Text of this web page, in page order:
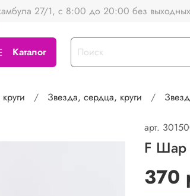
27/1, с 8:00 до 20:00 без
Каталог
Звезда, сердца, круги
арт.
F Шар
370